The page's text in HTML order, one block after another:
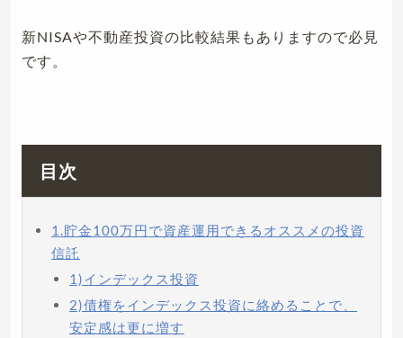
新NISAや不動産投資の比較結果もありますので必見
です。
目次
1.貯金100万円で資産運用できるオススメの投資
信託
1)インデックス投資
2)債権をインデックス投資に絡めることで、
安定感は更に増す